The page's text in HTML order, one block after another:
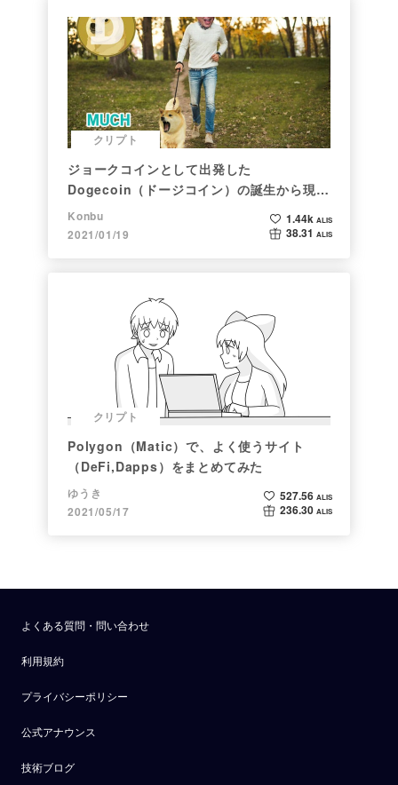
クリプト
ジョークコインとして出発した
Dogecoin（ドージコイン）の誕生から現在
まで。注目される非証券性🐶
Konbu
2021/01/19
1.44k ALIS
38.31 ALIS
クリプト
Polygon（Matic）で、よく使うサイト
（DeFi,Dapps）をまとめてみた
ゆうき
2021/05/17
527.56 ALIS
236.30 ALIS
よくある質問・問い合わせ
利用規約
プライバシーポリシー
公式アナウンス
技術ブログ